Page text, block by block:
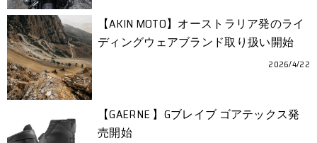
【AKIN MOTO】オーストラリア発のライ
ディングウェアブランド取り扱い開始
2026/4/22
【GAERNE 】Gブレイブ ゴアテックス発
売開始